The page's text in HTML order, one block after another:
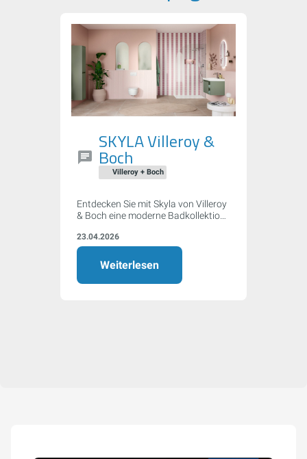
Villeroy + Boch
SKYLA Villeroy &
Boch
Entdecken Sie mit Skyla von Villeroy
& Boch eine moderne Badkollektion,
Kanten und asymmetrischer
Formensprache überzeugt. Flexible
Farb- und Größenoptionen,
nachhaltige WC-Technologie
23.04.2026
Weiterlesen